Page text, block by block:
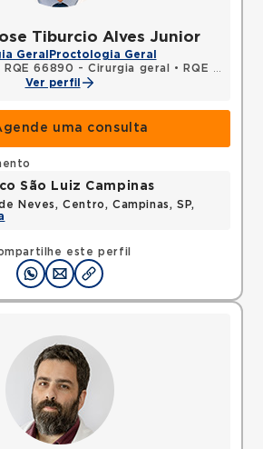
Tiburcio Alves Junior
Geral Proctologia Geral
RQE 66890 - Cirurgia geral •
RQE 66891 - Coloproctologia
Ver perfil
uma consulta
este perfil
São Luiz Campinas
Neves, Centro, Campinas, SP,